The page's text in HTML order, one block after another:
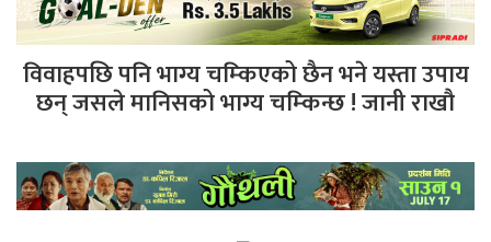
विवाहपछि पनि भाग्य चम्किएको छैन भने यस्ता उपाय
छन् जसले मानिसको भाग्य चम्किन्छ ! जानी राखौ